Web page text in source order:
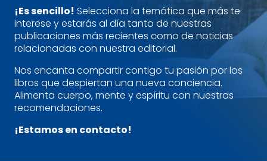
¡Es sencillo! Selecciona la temática que más te
interese y estarás al día tanto de nuestras
publicaciones más recientes como de noticias
relacionadas con nuestra editorial.
Nos encanta compartir contigo tu pasión por los
libros que despiertan una nueva conciencia.
Alimenta cuerpo, mente y espíritu con nuestras
recomendaciones.
¡Estamos en contacto!